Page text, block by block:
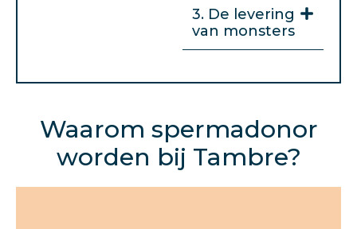
3. De levering
van monsters
Waarom spermadonor
worden bij Tambre?